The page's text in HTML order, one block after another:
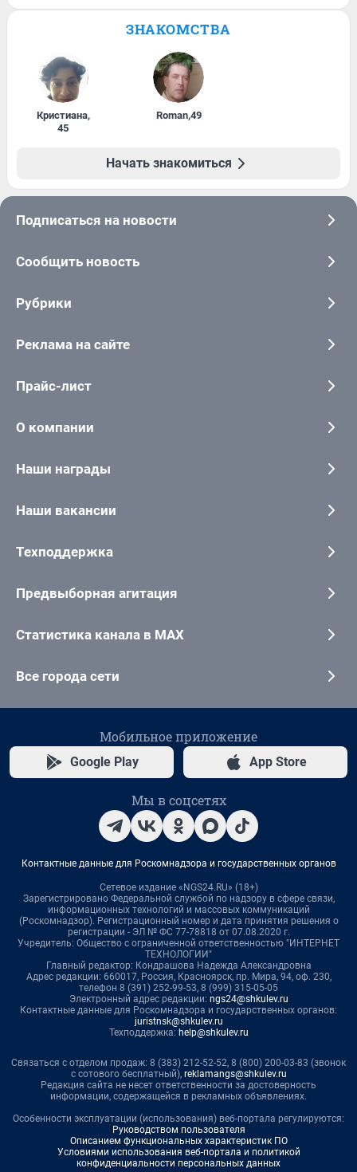
ЗНАКОМСТВА
Кристиана,
45
Roman,49
Начать знакомиться
Подписаться на новости
Сообщить новость
Рубрики
Реклама на сайте
Прайс-лист
О компании
Наши награды
Наши вакансии
Техподдержка
Предвыборная агитация
Статистика канала в MAX
Все города сети
Мобильное приложение
Google Play App Store
Мы в соцсетях
Контактные данные для Роскомнадзора и государственных органов
Сетевое издание «NGS24.RU» (18+)
Зарегистрировано Федеральной службой по надзору в сфере связи,
информационных технологий и массовых коммуникаций
(Роскомнадзор). Регистрационный номер и дата принятия решения о
регистрации - ЭЛ № ФС 77-78818 от 07.08.2020 г.
Учредитель: Общество с ограниченной ответственностью "ИНТЕРНЕТ
ТЕХНОЛОГИИ"
Главный редактор: Кондрашова Надежда Александровна
Адрес редакции: 660017, Россия, Красноярск, пр. Мира, 94, оф. 230,
телефон 8 (391) 252-99-53, 8 (999) 315-05-05
Электронный адрес редакции: ngs24@shkulev.ru
Контактные данные для Роскомнадзора и государственных органов:
juristnsk@shkulev.ru
Техподдержка: help@shkulev.ru
Связаться с отделом продаж: 8 (383) 212-52-52, 8 (800) 200-03-83 (звонок
с сотового бесплатный), reklamangs@shkulev.ru
Редакция сайта не несет ответственности за достоверность
информации, содержащейся в рекламных объявлениях.
Особенности эксплуатации (использования) веб-портала регулируются:
Руководством пользователя
Описанием функциональных характеристик ПО
Условиями использования веб-портала и политикой
конфиденциальности персональных данных